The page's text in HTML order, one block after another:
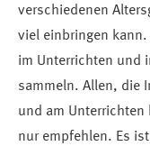
verschiedenen
viel einbringen
im Unterrichten und
sammeln. Allen, die
und am Unterrichten
nur empfehlen. Es